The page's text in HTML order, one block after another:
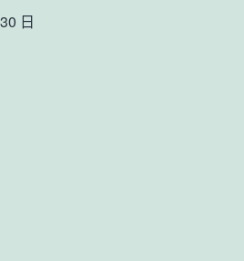
日